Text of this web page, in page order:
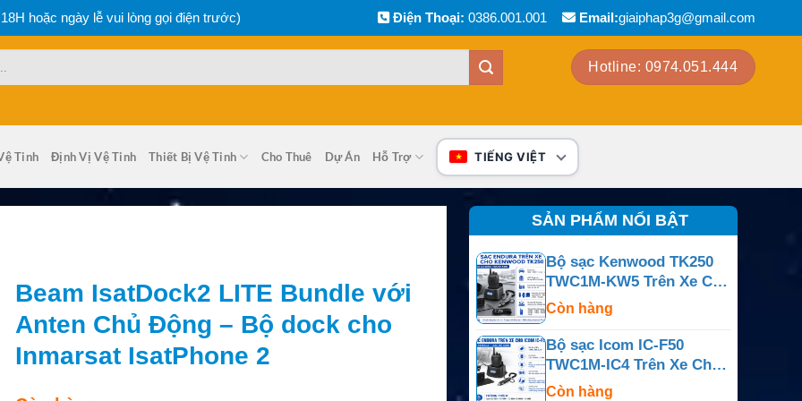
hoặc ngày lễ vui lòng gọi điện trước) Điện Thoại: 0386.001.001 Email:giaiphap3g@gmail.com
Hotline: 0974.051.444
Tinh Định Vị Vệ Tinh Thiết Bị Vệ Tinh Cho Thuê Dự Án Hỗ Trợ TIẾNG VIỆT
Beam IsatDock2 LITE Bundle với
Anten Chủ Động – Bộ dock cho
Inmarsat IsatPhone 2
SẢN PHẨM NỔI BẬT
Bộ sạc Kenwood TK250
TWC1M-KW5 Trên Xe Cho
TK250, TK259, TK350,
TK353, TK359, TK430 Và
TK431
Còn hàng
Bộ sạc Icom IC-F50
TWC1M-IC4 Trên Xe Cho
IC-F50, IC-F50V, IC-F60,
Còn hàng